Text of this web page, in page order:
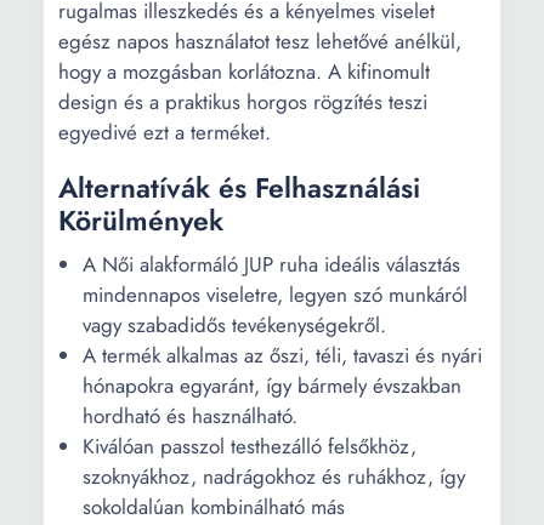
rugalmas illeszkedés és a kényelmes viselet
egész napos használatot tesz lehetővé anélkül,
hogy a mozgásban korlátozna. A kifinomult
design és a praktikus horgos rögzítés teszi
egyedivé ezt a terméket.
Alternatívák és Felhasználási
Körülmények
A Női alakformáló JUP ruha ideális választás
mindennapos viseletre, legyen szó munkáról
vagy szabadidős tevékenységekről.
A termék alkalmas az őszi, téli, tavaszi és nyári
hónapokra egyaránt, így bármely évszakban
hordható és használható.
Kiválóan passzol testhezálló felsőkhöz,
szoknyákhoz, nadrágokhoz és ruhákhoz, így
sokoldalúan kombinálható más